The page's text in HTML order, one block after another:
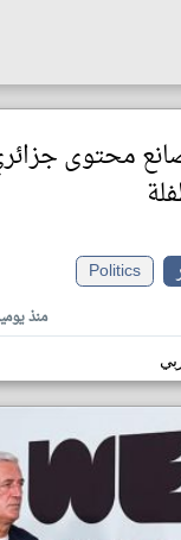
محتوى جزائري
Politics
منذ